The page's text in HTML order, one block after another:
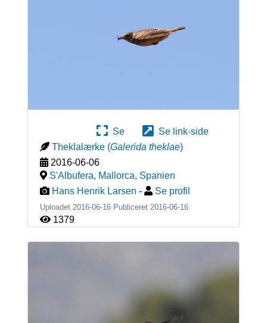
Se
Se link-side
Theklalærke (Galerida theklae)
2016-06-06
S'Albufera, Mallorca, Spanien
Hans Henrik Larsen - Se profil
Uploadet 2016-06-16 Publiceret 2016-06-16
1379